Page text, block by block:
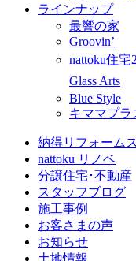
ラインナップ
最響の家
Groovin’
nattoku住
Glass Arts
Blue Style
キママプラ
納得リフォーム
nattoku リノベ
分譲住宅･不動産
スタッフブログ
施工事例
お客さまの声
お知らせ
土地情報